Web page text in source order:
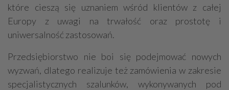
które cieszą się uznaniem wśród klientów z całej
Europy z uwagi na trwałość oraz prostotę i
uniwersalność zastosowań.
Przedsiębiorstwo nie boi się podejmować nowych
wyzwań, dlatego realizuje też zamówienia w zakresie
specjalistycznych szalunków, wykonywanych pod